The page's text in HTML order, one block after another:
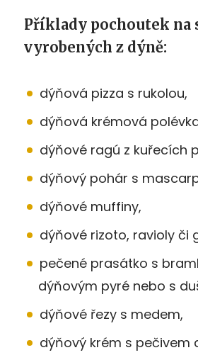
Příklady pochoutek na
vyrobených z dýně:
dýňová pizza s rukolou,
dýňová krémová
dýňové ragú z kuřecích
dýňový pohár s
dýňové muffiny,
dýňové rizoto, ravioly či
pečené prasátko s
dýňovým pyré nebo s
dýňové řezy s medem,
dýňový krém s pečivem